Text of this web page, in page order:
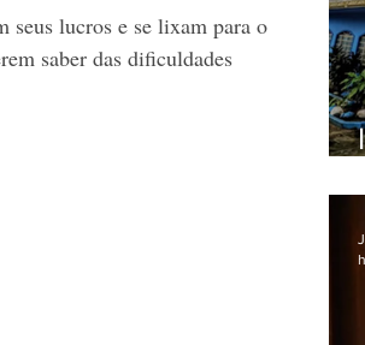
seus lucros e se lixam para o
saber das dificuldades